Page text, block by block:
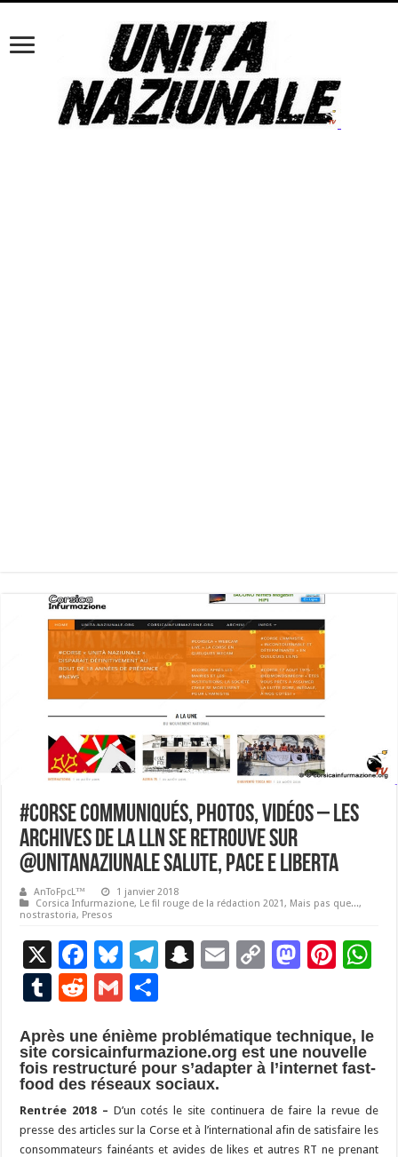
#Corse Communiqués, photos, vidéos – Les
archives de la LLN se retrouve sur
@UnitaNaziunale SALUTE, PACE E LIBERTA
AnToFpcL™
1 janvier 2018
Corsica Infurmazione, Le fil rouge de la rédaction 2021, Mais pas que...,
nostrastoria, Presos
X
F
ac
e
b
o
o
k
Bl
u
es
ky
T
gr
a
m
S
p
c
h
at
E
l
C
y
Li
n
k
M
d
o
n
Pi
es
t
p
T
m
bl
r
R
d
di
t
G
ai
l
ta
g
er
Après une énième problématique technique, le
site corsicainfurmazione.org est une nouvelle
fois restructuré pour s’adapter à l’internet fast-
food des réseaux sociaux.
Rentrée 2018 – D’un cotés le site continuera de faire la revue de
presse des articles sur la Corse et à l’international afin de satisfaire les
consommateurs fainéants et avides de likes et autres RT ne prenant